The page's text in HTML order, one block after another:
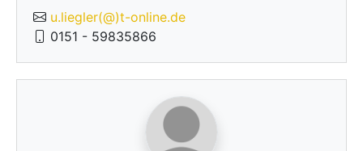
u.liegler(@)t-online.de
0151 - 59835866